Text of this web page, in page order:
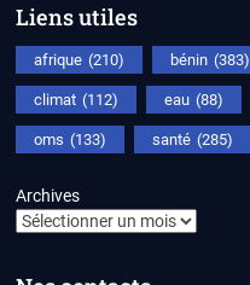
Liens utiles
afrique (210) bénin (383)
climat (112) eau (88)
oms (133) santé (285)
Archives